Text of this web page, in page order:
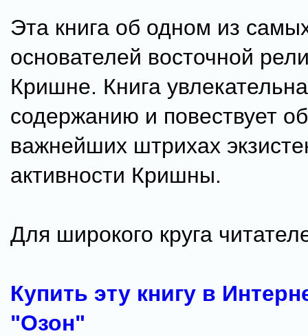
Эта книга об одном из
основателей восточной
Кришне. Книга
содержанию и повествует
важнейших штрихах
активности Кришны.
Для широкого круга
Купить эту книгу в
"Озон"